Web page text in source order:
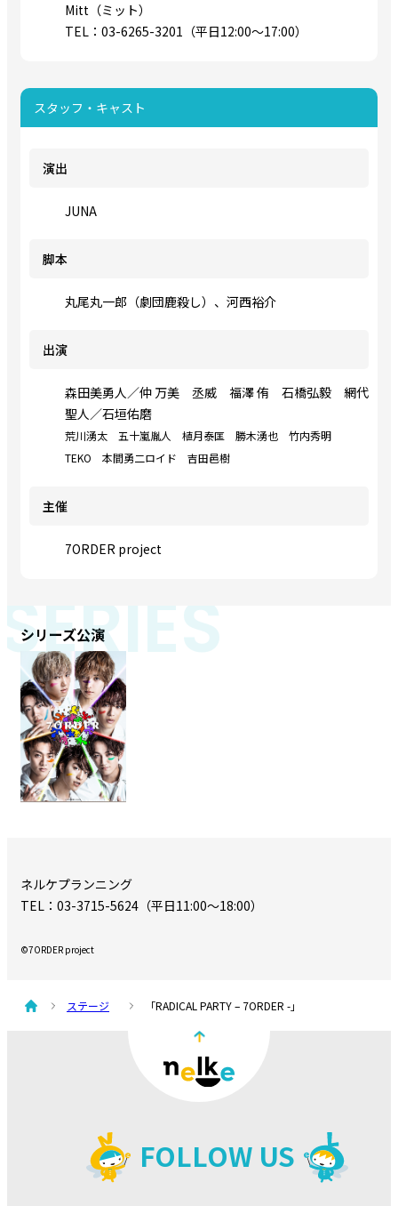
Mitt（ミット）
TEL：03-6265-3201（平日12:00～17:00）
スタッフ・キャスト
演出
JUNA
脚本
丸尾丸一郎（劇団鹿殺し）、河西裕介
出演
森田美勇人／仲 万美 丞威 福澤 侑 石橋弘毅 網代
聖人／石垣佑磨
荒川湧太 五十嵐胤人 植月泰匡 勝木湧也 竹内秀明
TEKO 本間勇二ロイド 吉田邑樹
主催
7ORDER project
シリーズ公演
SERIES
ネルケプランニング
TEL：03-3715-5624（平日11:00～18:00）
©7ORDER project
ステージ 「RADICAL PARTY – 7ORDER -」
FOLLOW US